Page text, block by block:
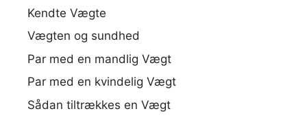
Kendte Vægte
Vægten og sundhed
Par med en mandlig Vægt
Par med en kvindelig Vægt
Sådan tiltrækkes en Vægt